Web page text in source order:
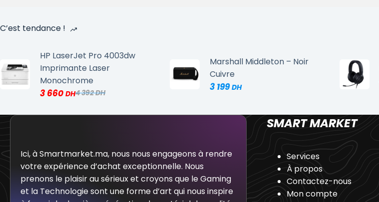
C’est tendance !
HP LaserJet Pro 4003dw
Imprimante Laser
Monochrome
4 392
3 660
Marshall Middleton – Noir
Cuivre
3 199
Ici, à Smartmarket.ma, nous nous engageons à rendre
votre expérience d’achat exceptionnelle. Nous
prenons le plaisir au sérieux et croyons que le Gaming
et la Technologie sont une forme d’art qui nous inspire
SMART MARKET
Services
À propos
Contactez-nous
Mon compte